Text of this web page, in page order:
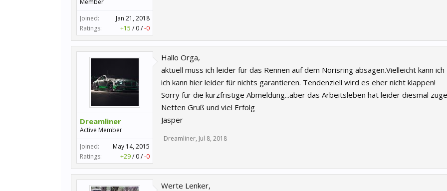
Member
Joined:
Jan 21, 2018
Ratings:
+15 / 0/-0
Dreamliner
Active Member
Joined:
May 14, 2015
Ratings:
+29/ 0/-0
Hallo Orga,
aktuell muss ich leider für das Rennen auf dem Norisring absagen.Vielleicht kann
ich kann hier leider für nichts garantieren. Tendenziell wird es eher nicht klappen!
Sorry für die kurzfristige Abmeldung...aber das Arbeitsleben hat leider diesmal
Netten Gruß und viel Erfolg
Jasper
Dreamliner, Jul 8, 2018
Werte Lenker,